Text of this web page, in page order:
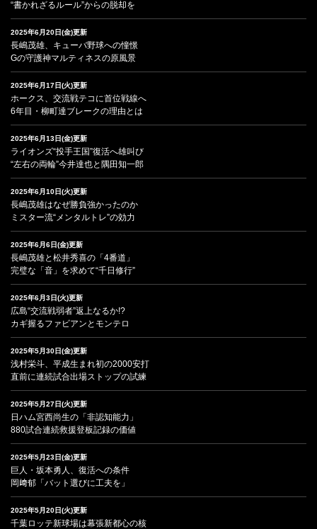
“書かれざるルール”からの脱却を
2025年6月20日(金)更新
長嶋茂雄、キューバ野球への憧憬
Gの守護神マルティネスの原風景
2025年6月17日(火)更新
ホークス、交流戦テコに首位戦線へ
6年目・柳町達ブレークの理由とは
2025年6月13日(金)更新
ライオンズ“投手王国”復活へ雄叫び
“左右の両輪”今井達也と隅田知一郎
2025年6月10日(火)更新
長嶋茂雄はなぜ勝負強かったのか
ミスター流“メンタルトレ”の効力
2025年6月6日(金)更新
長嶋茂雄と松井秀喜の「4番道」
完璧な「音」を求めて“千日修行”
2025年6月3日(火)更新
広島“交流戦弱者”返上なるか!?
カギ握るファビアンとモンテロ
2025年5月30日(金)更新
浅村栄斗、平成生まれ初の2000安打
直前に連続試合出場ストップの試練
2025年5月27日(火)更新
日ハム宮西尚生の「非認知能力」
880試合連続救援登板記録の価値
2025年5月23日(金)更新
巨人・坂本勇人、復活への条件
岡﨑郁「バット選びに工夫を」
2025年5月20日(火)更新
千葉ロッテ新球場は幕張新都心の核